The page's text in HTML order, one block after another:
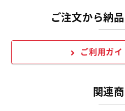
ご注文から納
ご利用ガイ
関連